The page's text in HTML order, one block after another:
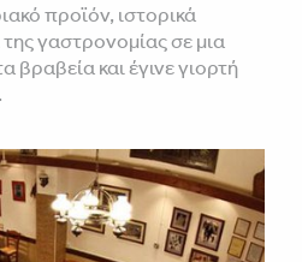
προϊόν, ιστορικά
γαστρονομίας σε μια
βραβεία και έγινε γιορτή